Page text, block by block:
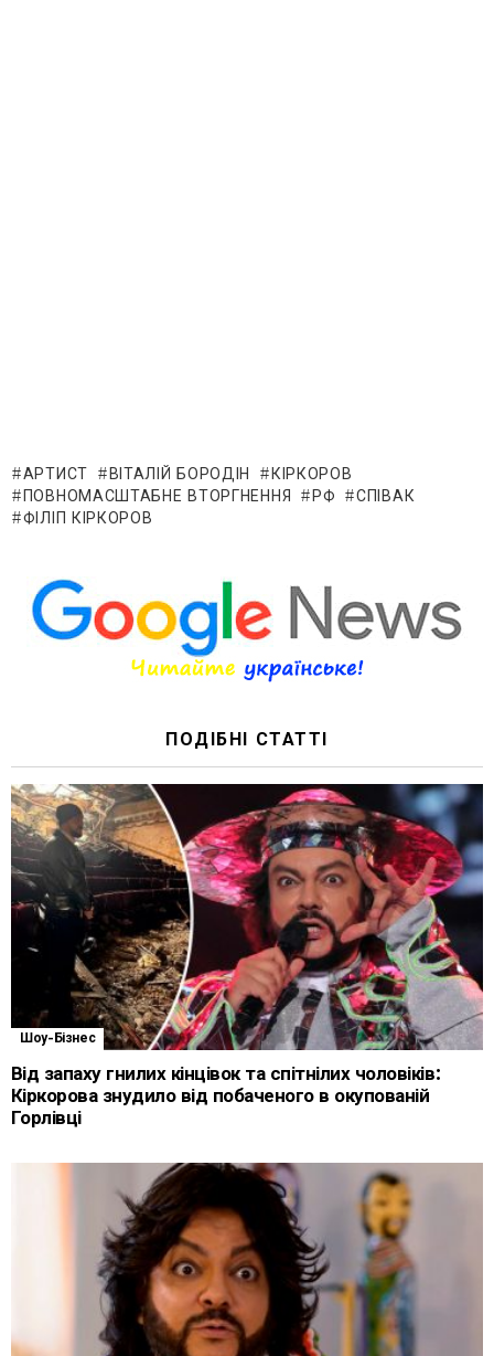
АРТИСТ ВІТАЛІЙ БОРОДІН
КІРКОРОВ
ПОВНОМАСШТАБНЕ ВТОРГНЕННЯ
РФ
СПІВАК
ФІЛІП КІРКОРОВ
ПОДІБНІ СТАТТІ
Шоу-Бізнес
Від запаху гнилих кінцівок та спітнілих чоловіків:
Кіркорова знудило від побаченого в окупованій
Горлівці